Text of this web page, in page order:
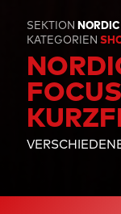
SEKTION
KATEGORIEN
FOCUS